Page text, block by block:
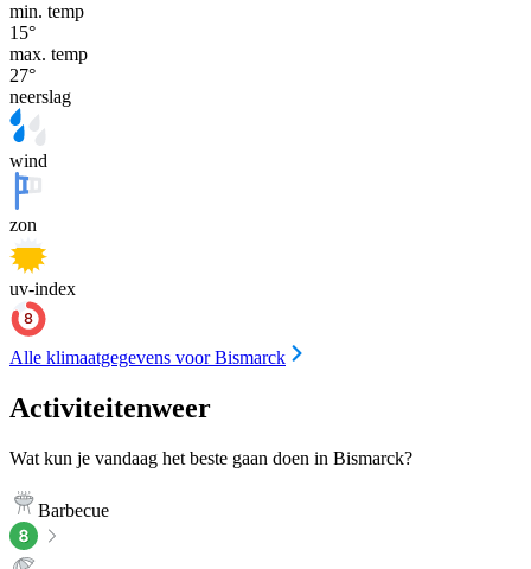
min. temp
15°
max. temp
27°
neerslag
wind
zon
uv-index
Alle klimaatgegevens voor Bismarck
Activiteitenweer
Wat kun je vandaag het beste gaan doen in Bismarck?
Barbecue